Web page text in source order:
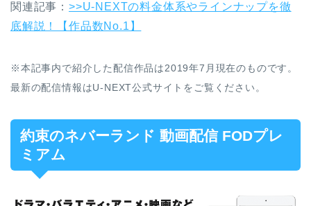
関連記事： >>U-NEXTの料金体系やラインナップを徹
底解説！【作品数No.1】
※本記事内で紹介した配信作品は2019年7月現在のものです。
最新の配信情報はU-NEXT公式サイトをご覧ください。
約束のネバーランド 動画配信 FODプレ
ミアム